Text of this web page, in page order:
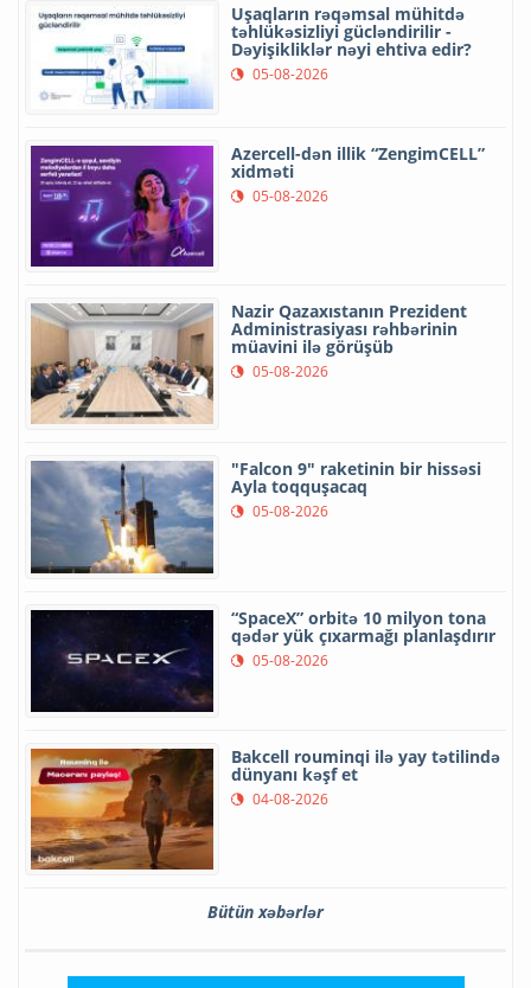
Uşaqların rəqəmsal mühitdə
təhlükəsizliyi gücləndirilir -
Dəyişikliklər nəyi ehtiva edir?
05-08-2026
Azercell-dən illik “ZengimCELL”
xidməti
05-08-2026
Nazir Qazaxıstanın Prezident
Administrasiyası rəhbərinin
müavini ilə görüşüb
05-08-2026
"Falcon 9" raketinin bir hissəsi
Ayla toqquşacaq
05-08-2026
“SpaceX” orbitə 10 milyon tona
qədər yük çıxarmağı planlaşdırır
05-08-2026
Bakcell rouminqi ilə yay tətilində
dünyanı kəşf et
04-08-2026
Bütün xəbərlər